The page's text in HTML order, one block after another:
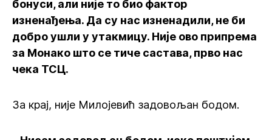
бонуси, али није то био фактор
изненађења. Да су нас изненадили, не би
добро ушли у утакмицу. Није ово припрема
за Монако што се тиче састава, прво нас
чека ТСЦ.
За крај, није Милојевић задовољан бодом.